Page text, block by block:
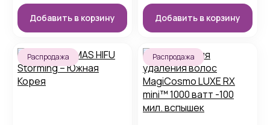
Добавить в корзину Добавить в корзину
Распродажа Распродажа